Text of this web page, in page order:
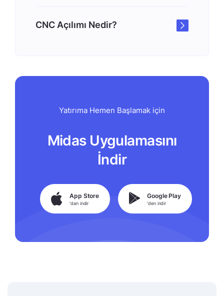
CNC Açılımı Nedir?
Yatırıma Hemen Başlamak için
Midas Uygulamasını
İndir
App Store
'dan indir
Google Play
'den indir